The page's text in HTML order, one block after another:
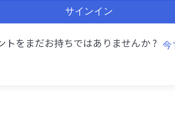
サインイン
トをまだお持ちではありませんか ? 今